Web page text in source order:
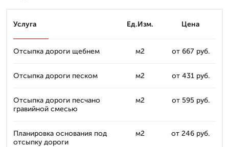
Услуга Ед.Изм. Цена
Отсыпка дороги щебнем м2 от 667 руб.
Отсыпка дороги песком м2 от 431 руб.
Отсыпка дороги песчано
гравийной смесью
м2 от 595 руб.
Планировка основания под
отсыпку дороги
м2 от 246 руб.